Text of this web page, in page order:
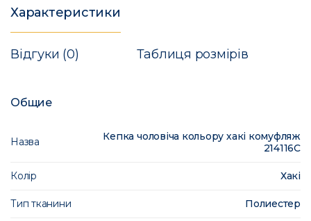
Характеристики
Відгуки (0) Таблиця розмірів
Общие
Назва
Кепка чоловіча кольору хакі комуфляж
214116C
Колір Хакі
Тип тканини Полиестер